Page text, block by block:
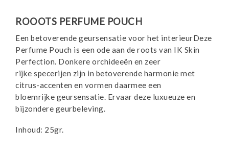
ROOOTS
ROOOTS PERFUME POUCH
Een betoverende geursensatie voor het interieurDeze
Perfume Pouch is een ode aan de roots van IK Skin
Perfection. Donkere orchideeën en zeer
rijke specerijen zijn in betoverende harmonie met
citrus-accenten en vormen daarmee een
bloemrijke geursensatie. Ervaar deze luxueuze en
bijzondere geurbeleving.
Inhoud: 25gr.